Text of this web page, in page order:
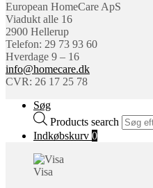
European HomeCare ApS
Viadukt alle 16
2900 Hellerup
Telefon: 29 73 93 60
Hverdage 9 – 16
info@homecare.dk
CVR: 26 17 25 78
Søg
Products search
Indkøbskurv 0
Visa